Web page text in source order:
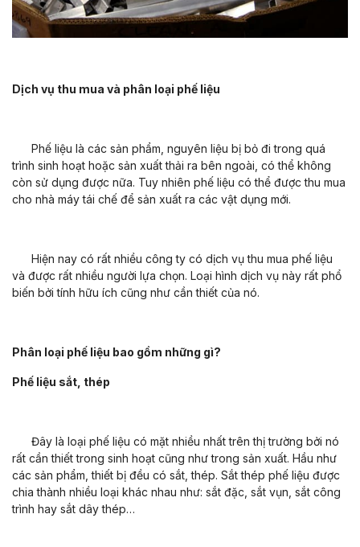
Dịch vụ thu mua và phân loại phế liệu
Phế liệu là các sản phẩm, nguyên liệu bị bỏ đi trong quá
trình sinh hoạt hoặc sản xuất thải ra bên ngoài, có thể không
còn sử dụng được nữa. Tuy nhiên phế liệu có thể được thu mua
cho nhà máy tái chế để sản xuất ra các vật dụng mới.
Hiện nay có rất nhiều công ty có dịch vụ thu mua phế liệu
và được rất nhiều người lựa chọn. Loại hình dịch vụ này rất phổ
biến bởi tính hữu ích cũng như cần thiết của nó.
Phân loại phế liệu bao gồm những gì?
Phế liệu sắt, thép
Đây là loại phế liệu có mặt nhiều nhất trên thị trường bởi nó
rất cần thiết trong sinh hoạt cũng như trong sản xuất. Hầu như
các sản phẩm, thiết bị đều có sắt, thép. Sắt thép phế liệu được
chia thành nhiều loại khác nhau như: sắt đặc, sắt vụn, sắt công
trình hay sắt dây thép…